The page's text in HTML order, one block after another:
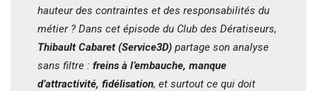
hauteur des contraintes et des responsabilités du
métier ? Dans cet épisode du Club des Dératiseurs,
Thibault Cabaret (Service3D) partage son analyse
sans filtre : freins à l’embauche, manque
d’attractivité, fidélisation, et surtout ce qui doit